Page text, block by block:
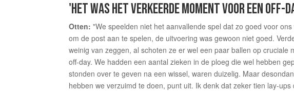
'HET WAS HET VERKEERDE MOMENT VOOR EEN OFF-
Otten: "We speelden niet het aanvallende spel dat zo goed voor
om de post aan te spelen, de uitvoering was gewoon niet goed.
weinig van zeggen, al schoten ze er wel een paar ballen op
off-day. We hadden een aantal zieken in de ploeg die wel hebben
stonden over te geven na een wissel, waren duizelig. Maar
hebben we verzuimd te doen, punt uit. Ik denk dat zeker tien lay-